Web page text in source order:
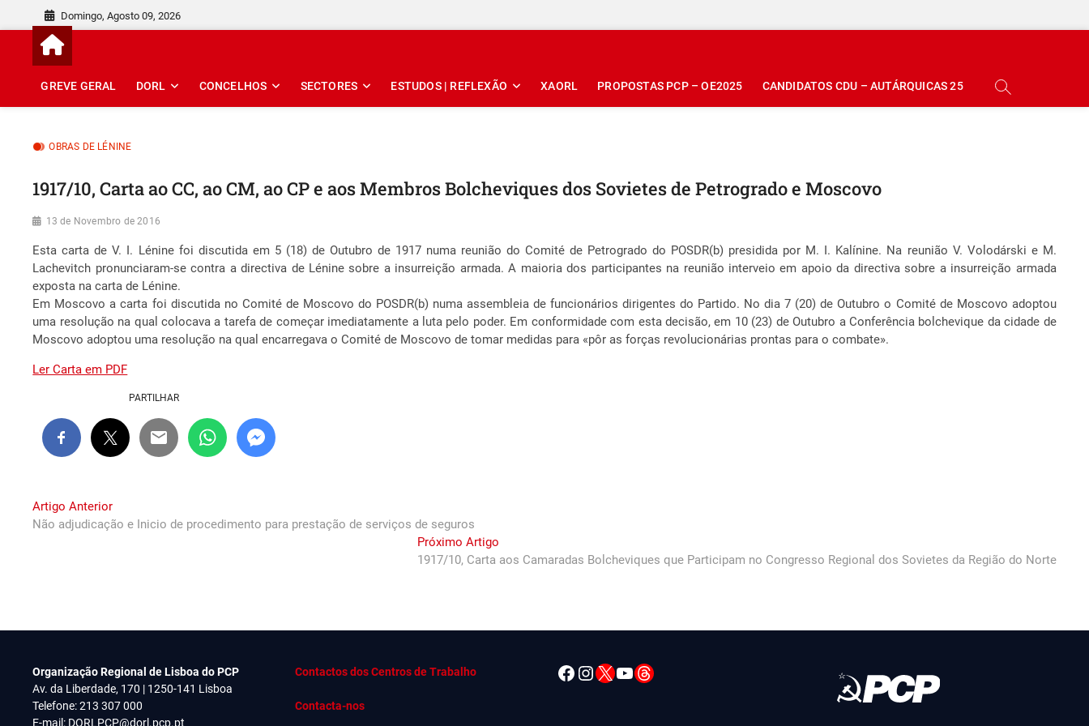
content
Domingo, Agosto 09, 2026
GREVE GERAL DORL CONCELHOS SECTORES ESTUDOS | REFLEXÃO XAORL PROPOSTAS PCP – OE2025 CANDIDATOS CDU – AUTÁRQUICAS 25
OBRAS DE LÉNINE
1917/10, Carta ao CC, ao CM, ao CP e aos Membros Bolcheviques dos Sovietes de Petrogrado e Moscovo
13 de Novembro de 2016
Esta carta de V. I. Lénine foi discutida em 5 (18) de Outubro de 1917 numa reunião do Comité de Petrogrado do POSDR(b) presidida por M. I. Kalínine. Na reunião V. Volodárski e M.
Lachevitch pronunciaram-se contra a directiva de Lénine sobre a insurreição armada. A maioria dos participantes na reunião interveio em apoio da directiva sobre a insurreição armada
exposta na carta de Lénine.
Em Moscovo a carta foi discutida no Comité de Moscovo do POSDR(b) numa assembleia de funcionários dirigentes do Partido. No dia 7 (20) de Outubro o Comité de Moscovo adoptou
uma resolução na qual colocava a tarefa de começar imediatamente a luta pelo poder. Em conformidade com esta decisão, em 10 (23) de Outubro a Conferência bolchevique da cidade de
Moscovo adoptou uma resolução na qual encarregava o Comité de Moscovo de tomar medidas para «pôr as forças revolucionárias prontas para o combate».
Ler Carta em PDF
PARTILHAR
Navegação
de
Artigo AnteriorPrevious
post:
Não adjudicação e Inicio de procedimento para prestação de serviços de seguros
Próximo ArtigoNext
post:
1917/10, Carta aos Camaradas Bolcheviques que Participam no Congresso Regional dos Sovietes da Região do Norte
Organização Regional de Lisboa do PCP
Av. da Liberdade, 170 | 1250-141 Lisboa
Telefone: 213 307 000
E-mail: DORLPCP@dorl.pcp.pt
Contactos dos Centros de Trabalho
Contacta-nos
Facebook
Instagram
X YouTube
Threads